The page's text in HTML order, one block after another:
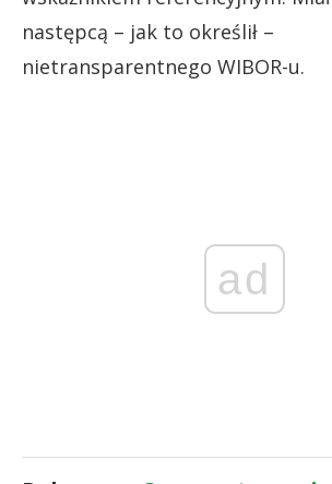
następcą – jak to określił –
nietransparentnego WIBOR-u.
ad